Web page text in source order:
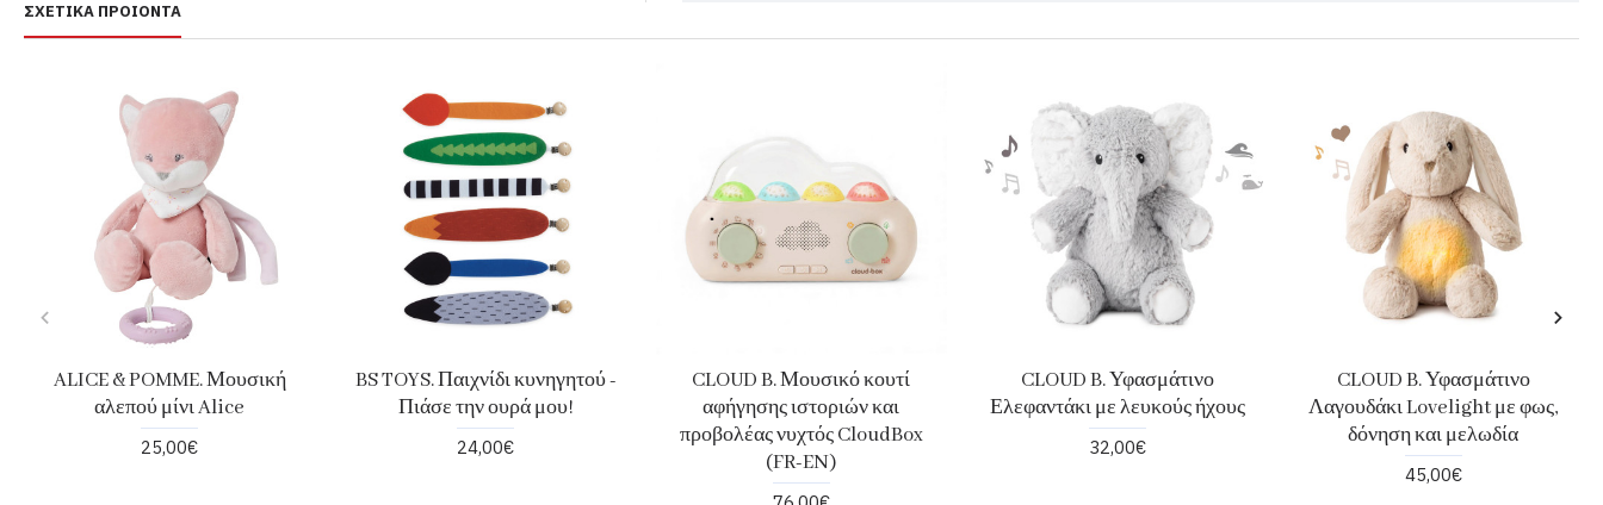
ΣΧΕΤΙΚΆ ΠΡΟΙΌΝΤΑ
ALICE & POMME. Μουσική
αλεπού μίνι Alice
25,00€
BS TOYS. Παιχνίδι κυνηγητού -
Πιάσε την ουρά μου!
24,00€
CLOUD B. Μουσικό κουτί
αφήγησης ιστοριών και
προβολέας νυχτός CloudBox
(FR-EN)
CLOUD B. Υφασμάτινο
Ελεφαντάκι με λευκούς ήχους
32,00€
CLOUD B. Υφασμάτινο
Λαγουδάκι Lovelight με φως,
δόνηση και μελωδία
45,00€